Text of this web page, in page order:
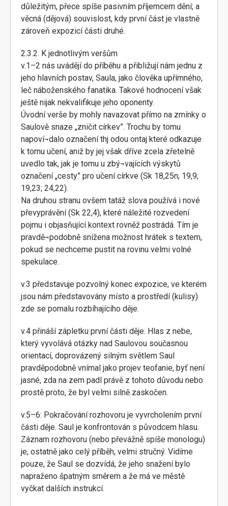
důležitým, přece spíše pasivním příjemcem dění; a
věcná (dějová) souvislost, kdy první část je vlastně
zároveň expozicí části druhé.
2.3.2. K jednotlivým veršům
v.1–2 nás uvádějí do příběhu a přibližují nám jednu z
jeho hlavních postav, Saula, jako člověka upřímného,
leč náboženského fanatika. Takové hodnocení však
ještě nijak nekvalifikuje jeho oponenty.
Úvodní verše by mohly navazovat přímo na zmínky o
Saulově snaze „zničit církev”. Trochu by tomu
napoví¬dalo označení thj odou ontaj které odkazuje
k tomu učení, aniž by jej však dříve zcela zřetelně
uvedlo tak, jak je tomu u zbý¬vajících výskytů
označení „cesty” pro učení církve (Sk 18,25n; 19,9;
19,23; 24,22).
Na druhou stranu ovšem tatáž slova používá i nové
převyprávění (Sk 22,4), které náležité rozvedení
pojmu i objasňující kontext rovněž postrádá. Tím je
pravdě¬podobně snížena možnost hrátek s textem,
pokud se nechceme pustit na rovinu velmi volné
spekulace.
v.3 představuje pozvolný konec expozice, ve kterém
jsou nám představovány místo a prostředí (kulisy)
zde se pomalu rozbíhajícího děje.
v.4 přináší zápletku první části děje. Hlas z nebe,
který vyvolává otázky nad Saulovou současnou
orientací, doprovázený silným světlem Saul
pravděpodobně vnímal jako projev teofanie, byť není
jasné, zda na zem padl právě z tohoto důvodu nebo
prostě proto, že byl velmi silně zaskočen.
v.5–6: Pokračování rozhovoru je vyvrcholením první
části děje. Saul je konfrontován s původcem hlasu.
Záznam rozhovoru (nebo převážně spíše monologu)
je, ostatně jako celý příběh, velmi stručný. Vidíme
pouze, že Saul se dozvídá, že jeho snažení bylo
napraženo špatným směrem a že má ve městě
vyčkat dalších instrukcí.